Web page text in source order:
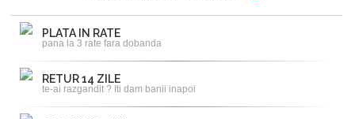
PLATA IN RATE
pana la 3 rate fara dobanda
RETUR 14 ZILE
te-ai razgandit ? Iti dam banii inapoi